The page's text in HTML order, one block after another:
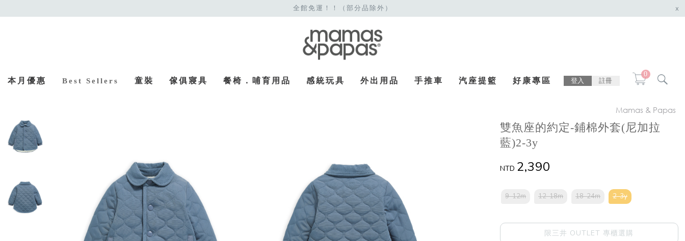
全館免運！！（部分品除外） x
本月優惠 Best Sellers 童裝 傢俱寢具 餐椅．哺育用品 感統玩具 外出用品 手推車 汽座提籃 好康專區 登入 註冊
0
Mamas & Papas
雙魚座的約定-鋪棉外套(尼加拉
藍)2-3y
NTD 2,390
9-12m 12-18m 18-24m 2-3y
限三井 OUTLET 專櫃選購